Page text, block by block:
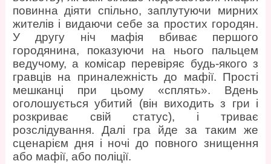
повинна діяти спільно, заплутуючи мирних
жителів і видаючи себе за простих городян.
У другу ніч мафія вбиває першого
городянина, показуючи на нього пальцем
ведучому, а комісар перевіряє будь-якого з
гравців на приналежність до мафії. Прості
мешканці при цьому «сплять». Вдень
оголошується убитий (він виходить з гри і
розкриває свій статус), і триває
розслідування. Далі гра йде за таким же
сценарієм дня і ночі до повного знищення
або мафії, або поліції.